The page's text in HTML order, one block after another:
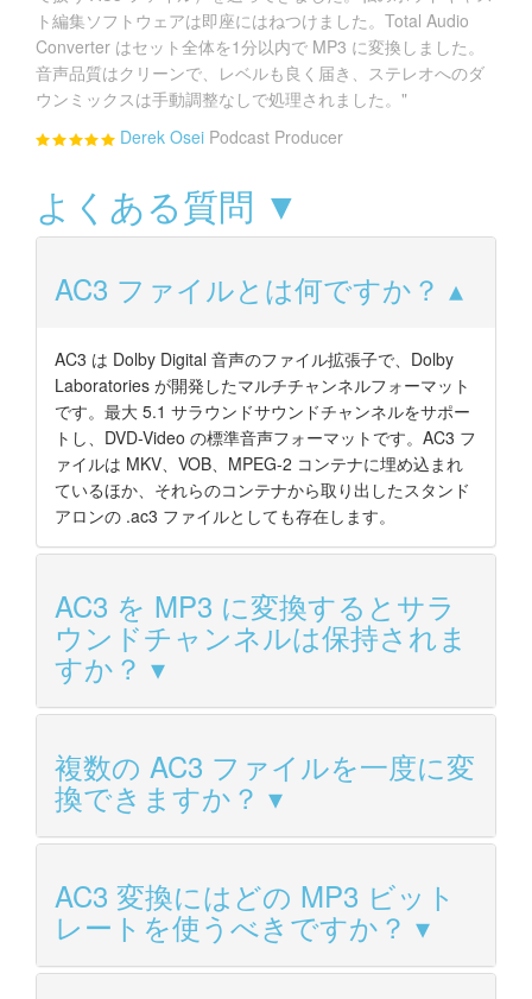
ト編集ソフトウェアは即座にはねつけました。Total Audio
Converter はセット全体を1分以内で MP3 に変換しました。
音声品質はクリーンで、レベルも良く届き、ステレオへのダ
ウンミックスは手動調整なしで処理されました。"
Derek Osei Podcast Producer
よくある質問 ▼
AC3 ファイルとは何ですか？
AC3 は Dolby Digital 音声のファイル拡張子で、Dolby
Laboratories が開発したマルチチャンネルフォーマット
です。最大 5.1 サラウンドサウンドチャンネルをサポー
トし、DVD-Video の標準音声フォーマットです。AC3 フ
ァイルは MKV、VOB、MPEG-2 コンテナに埋め込まれ
ているほか、それらのコンテナから取り出したスタンド
アロンの .ac3 ファイルとしても存在します。
AC3 を MP3 に変換するとサラ
ウンドチャンネルは保持されま
すか？
複数の AC3 ファイルを一度に変
換できますか？
AC3 変換にはどの MP3 ビット
レートを使うべきですか？